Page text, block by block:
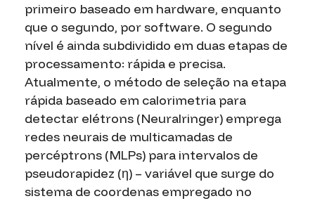
primeiro baseado em hardware, enquanto
que o segundo, por software. O segundo
nível é ainda subdividido em duas etapas de
processamento: rápida e precisa.
Atualmente, o método de seleção na etapa
rápida baseado em calorimetria para
detectar elétrons (Neuralringer) emprega
redes neurais de multicamadas de
percéptrons (MLPs) para intervalos de
pseudorapidez (η) – variável que surge do
sistema de coordenas empregado no